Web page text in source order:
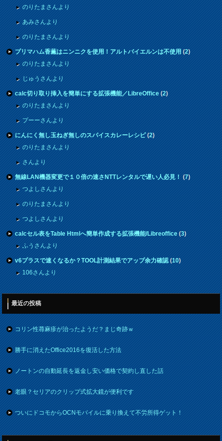
のりたまさんより
あみさんより
のりたまさんより
プリマハム香薫はニンニクを使用！アルトバイエルンは不使用(2)
のりたまさんより
じゅうさんより
calc切り取り挿入を簡単にする拡張機能／LibreOffice(2)
のりたまさんより
プーーさんより
にんにく無し玉ねぎ無しのスパイスカレーレシピ(2)
のりたまさんより
さんより
無線LAN機器変更で１０倍の速さNTTレンタルで遅い人必見！(7)
つよしさんより
のりたまさんより
つよしさんより
calcセル表をTable Htmlへ簡単作成する拡張機能/Libreoffice(3)
ふうさんより
v6プラスで速くなるか？TOOL計測結果でアップ余力確認(10)
106さんより
最近の投稿
コリン性蕁麻疹が治ったようだ？まじ奇跡ｗ
勝手に消えたOffice2016を復活した方法
ノートンの自動延長を返金し安い価格で契約し直した話
老眼？セリアのクリップ式拡大鏡が便利です
ついにドコモからOCNモバイルに乗り換えて不労所得ゲット！